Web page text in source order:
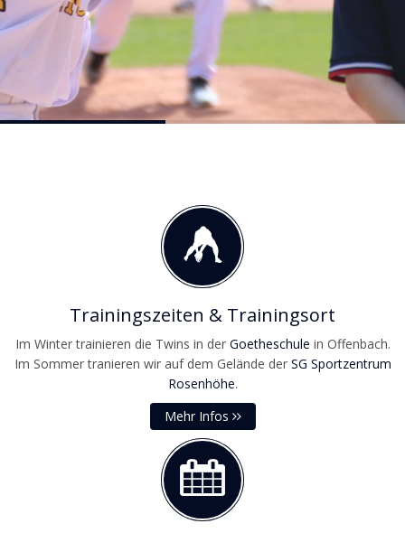
Trainingszeiten & Trainingsort
Im Winter trainieren die Twins in der Goetheschule in Offenbach.
Im Sommer tranieren wir auf dem Gelände der SG Sportzentrum
Rosenhöhe.
Mehr Infos